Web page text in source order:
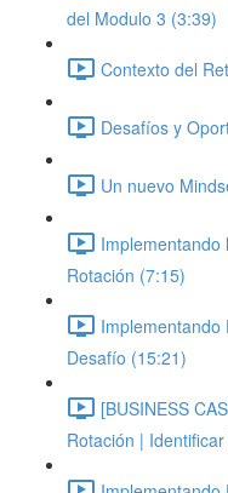
del Modulo 3 (3:39)
Contexto del
Desafíos y
Un nuevo
Rotación (7:15)
Implementando
Desafío (15:21)
[BUSINESS
Rotación |